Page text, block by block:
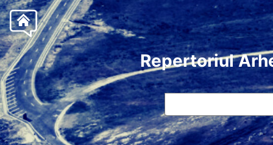
Repertoriul